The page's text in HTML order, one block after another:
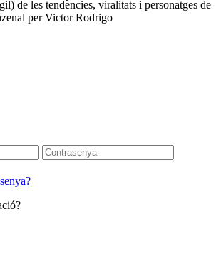
de les tendències, viralitats i personatges de
per Victor Rodrigo